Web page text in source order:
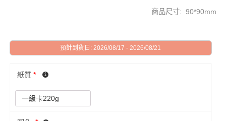
商品尺寸: 90*90mm
預計到貨日: 2026/08/17 - 2026/08/21
紙質 *